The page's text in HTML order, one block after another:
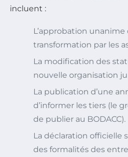
incluent :
L’approbation
transformation par les
La modification des
nouvelle organisation
La publication d’une
d’informer les tiers (le
de publier au BODACC).
La déclaration officielle
des formalités des